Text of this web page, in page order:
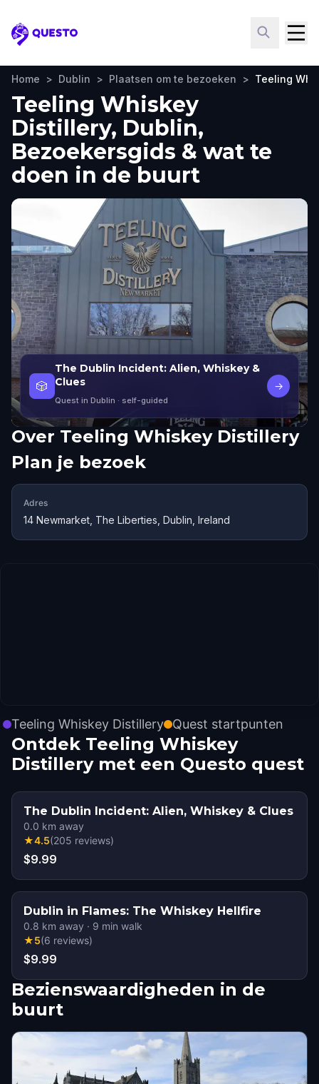
Questo
Home > Dublin > Plaatsen om te bezoeken > Teeling
Teeling Whiskey
Distillery, Dublin,
Bezoekersgids & wat te
doen in de buurt
🎲
The Dublin Incident: Alien, Whiskey &
Clues
Quest in Dublin · self-guided
→
Over Teeling Whiskey Distillery
Plan je bezoek
Adres
14 Newmarket, The Liberties, Dublin, Ireland
Teeling Whiskey Distillery Quest startpunten
Ontdek Teeling Whiskey
Distillery met een Questo quest
The Dublin Incident: Alien, Whiskey & Clues
0.0 km away
★4.5(205 reviews)
$9.99
Dublin in Flames: The Whiskey Hellfire
0.8 km away · 9 min walk
★5(6 reviews)
$9.99
Bezienswaardigheden in de
buurt